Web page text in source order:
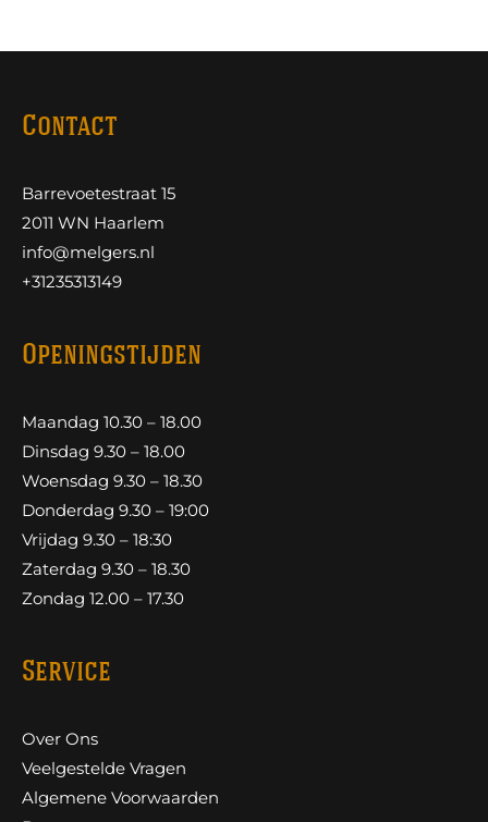
Contact
Barrevoetestraat 15
2011 WN Haarlem
info@melgers.nl
+31235313149
Openingstijden
Maandag 10.30 – 18.00
Dinsdag 9.30 – 18.00
Woensdag 9.30 – 18.30
Donderdag 9.30 – 19:00
Vrijdag 9.30 – 18:30
Zaterdag 9.30 – 18.30
Zondag 12.00 – 17.30
Service
Over Ons
Veelgestelde Vragen
Algemene Voorwaarden